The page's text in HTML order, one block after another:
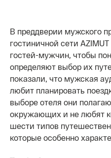
В преддверии мужского
гостиничной сети
гостей-мужчин, чтобы
определяют выбор их
показали, что мужская
любит планировать
выборе отеля они
окружающих и не любят
шести типов
которые особенно